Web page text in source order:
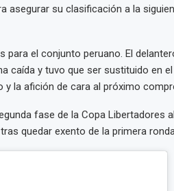
asegurar su clasificación a la
el conjunto peruano. El
caída y tuvo que ser sustituido en
la afición de cara al próximo
fase de la Copa Libertadores
quedar exento de la primera